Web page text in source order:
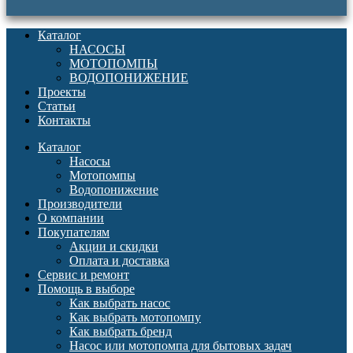
Каталог
НАСОСЫ
МОТОПОМПЫ
ВОДОПОНИЖЕНИЕ
Проекты
Статьи
Контакты
Каталог
Насосы
Мотопомпы
Водопонижение
Производители
О компании
Покупателям
Акции и скидки
Оплата и доставка
Сервис и ремонт
Помощь в выборе
Как выбрать насос
Как выбрать мотопомпу
Как выбрать бренд
Насос или мотопомпа для бытовых задач